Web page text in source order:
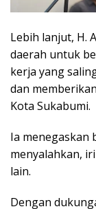
Lebih lanjut, H.
daerah untuk
kerja yang
dan
Kota Sukabumi.
Ia menegaskan
menyalahkan,
lain.
Dengan